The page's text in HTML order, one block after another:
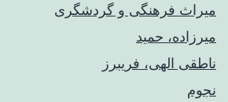
میراث فرهنگی و گردشگری
میرزاده، حمید
ناطقی الهی، فریبرز
نجوم